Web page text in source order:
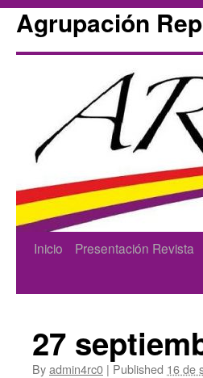
Agrupación
Skip
Inicio Presentación Revista
27
Byadmin4rc0 | Published 16 de